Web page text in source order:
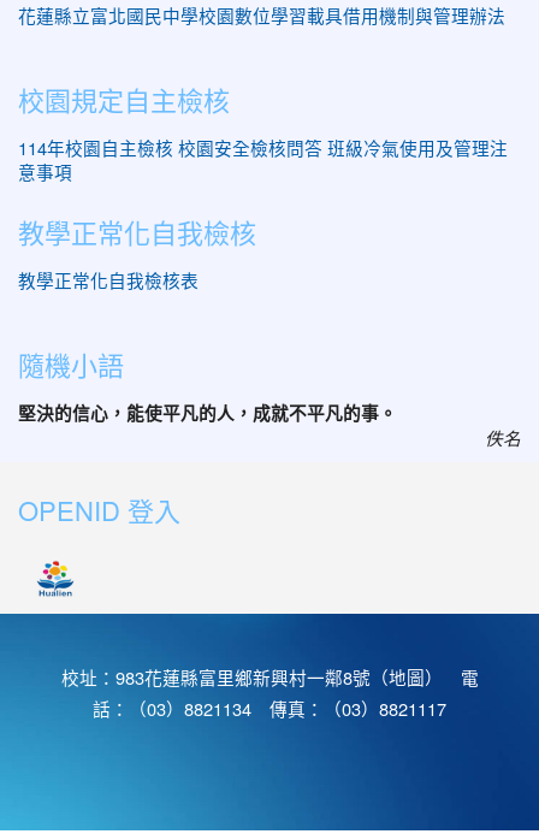
花蓮縣立富北國民中學校園數位學習載具借用機制與管理辦法
校園規定自主檢核
114年校園自主檢核 校園安全檢核問答 班級冷氣使用及管理注
意事項
教學正常化自我檢核
教學正常化自我檢核表
隨機小語
堅決的信心，能使平凡的人，成就不平凡的事。
佚名
OPENID 登入
校址：983花蓮縣富里鄉新興村一鄰8號（地圖） 電
話：（03）8821134 傳真：（03）8821117